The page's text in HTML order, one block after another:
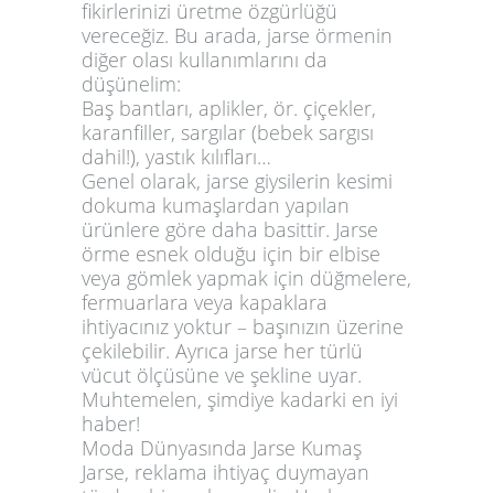
fikirlerinizi üretme özgürlüğü
vereceğiz. Bu arada, jarse örmenin
diğer olası kullanımlarını da
düşünelim:
Baş bantları, aplikler, ör. çiçekler,
karanfiller, sargılar (bebek sargısı
dahil!), yastık kılıfları…
Genel olarak, jarse giysilerin kesimi
dokuma kumaşlardan yapılan
ürünlere göre daha basittir. Jarse
örme esnek olduğu için bir elbise
veya gömlek yapmak için düğmelere,
fermuarlara veya kapaklara
ihtiyacınız yoktur – başınızın üzerine
çekilebilir. Ayrıca jarse her türlü
vücut ölçüsüne ve şekline uyar.
Muhtemelen, şimdiye kadarki en iyi
haber!
Moda Dünyasında Jarse Kumaş
Jarse, reklama ihtiyaç duymayan